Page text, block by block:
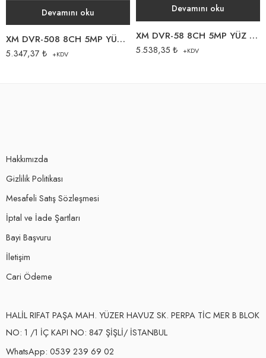
Devamını oku
XM DVR-508 8CH 5MP YÜZ TANIMA+ALAN TANIMA PLS.KASA
5.347,37 ₺ +KDV
Devamını oku
XM DVR-58 8CH 5MP YÜZ TANIMA+BLACK PLS.
5.538,35 ₺ +KDV
Hakkımızda
Gizlilik Politikası
Mesafeli Satış Sözleşmesi
İptal ve İade Şartları
Bayi Başvuru
İletişim
Cari Ödeme
HALİL RIFAT PAŞA MAH. YÜZER HAVUZ SK. PERPA TİC MER B BLOK
NO: 1 /1 İÇ KAPI NO: 847 ŞİŞLİ/ İSTANBUL
WhatsApp: 0539 239 69 02